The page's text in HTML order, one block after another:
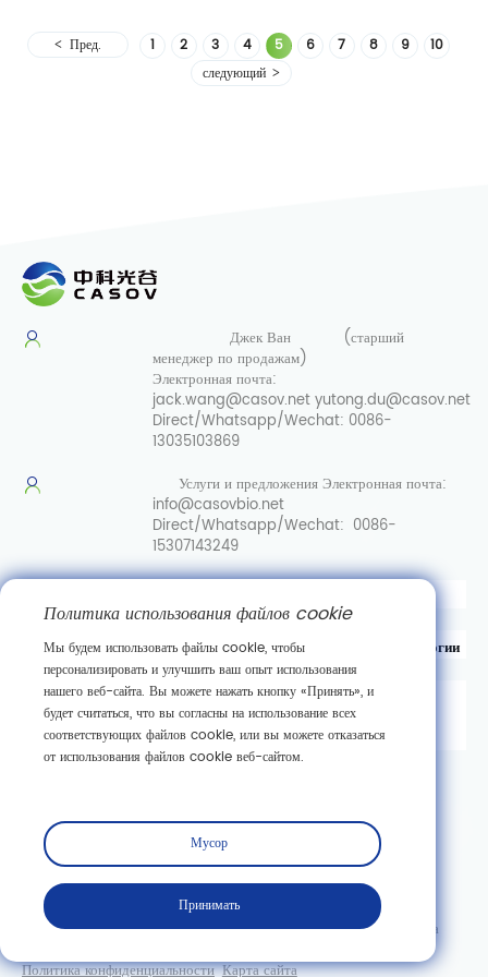
кислоты
для
Пред. 1 2 3 4 5 6 7 8 9
10
следующий
Джек Ван
(старший
менеджер по продажам)
Электронная почта:
jack.wang@casov.netyutong.du@casov.net
Direct/Whatsapp/Wechat: 0086-
13035103869
Услуги и предложенияЭлектронная почта:
info@casovbio.net
Direct/Whatsapp/Wechat: 0086-
15307143249
Уханьский центр инноваций в области синтетической биологии
д. 89, 3-я улица Гаокэюань,
район развития новых технологий Дунху,
г. Ухань, провинция Хубэй
Подписаться
Copyright © Wuhan Casov Green Biotech Co., Ltd. Все права
Политика конфиденциальности Карта сайта
Политика использования файлов cookie
Мы будем использовать файлы cookie, чтобы
персонализировать и улучшить ваш опыт использования
нашего веб-сайта. Вы можете нажать кнопку «Принять», и
будет считаться, что вы согласны на использование всех
соответствующих файлов cookie, или вы можете отказаться
от использования файлов cookie веб-сайтом.
Мусор
Принимать